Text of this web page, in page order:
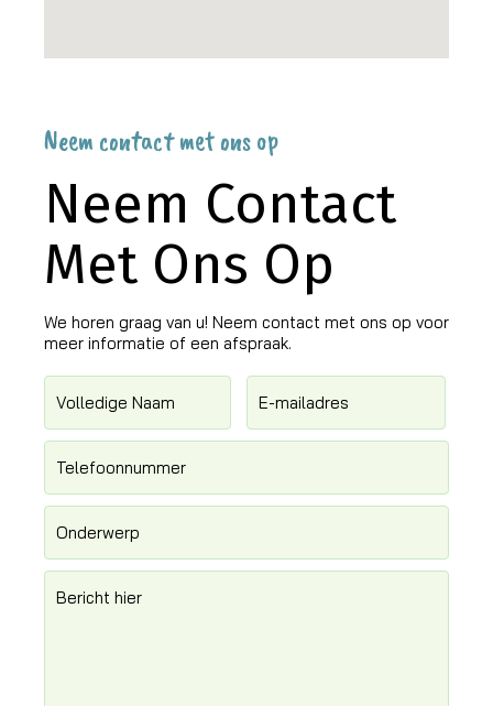
Neem contact met ons op
Neem Contact
Met Ons Op
We horen graag van u! Neem contact met ons op voor
meer informatie of een afspraak.